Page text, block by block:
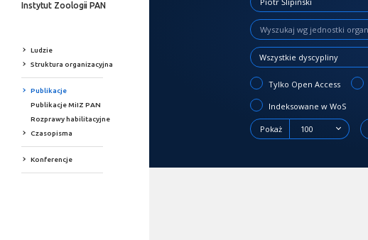
Instytut Zoologii PAN
Ludzie
Struktura organizacyjna
Publikacje
Publikacje MiIZ PAN
Rozprawy habilitacyjne
Czasopisma
Konferencje
Wszystkie dyscypliny
Tylko Open Access
Indeksowane w WoS
Pokaż 100